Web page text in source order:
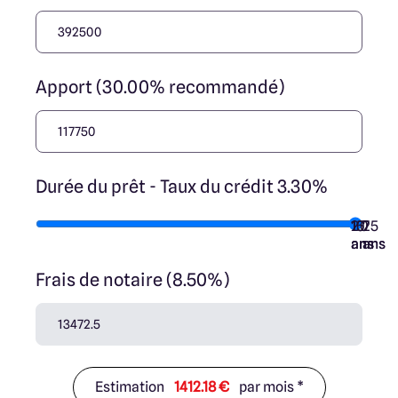
Apport (30.00% recommandé)
Durée du prêt - Taux du crédit 3.30%
7
ans
10
ans
15
ans
20
ans
25
ans
Frais de notaire (8.50%)
Estimation 1412.18 € par mois *